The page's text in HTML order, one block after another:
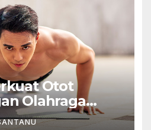
Otot
Olahraga